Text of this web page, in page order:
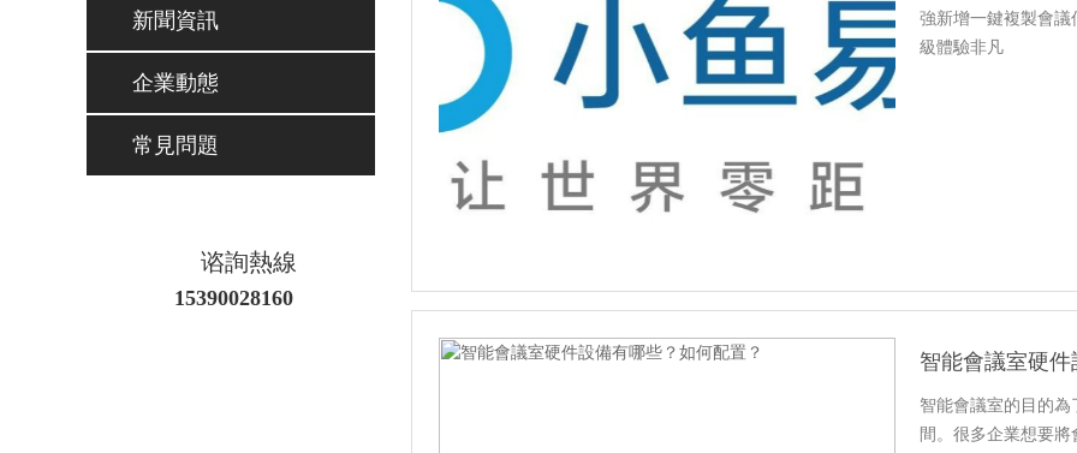
新聞資訊
企業動態
常見問題
谘詢熱線
15390028160
強新增一鍵複製會議
級體驗非凡
智能會議室硬
智能會議室的目的
間。很多企業想要